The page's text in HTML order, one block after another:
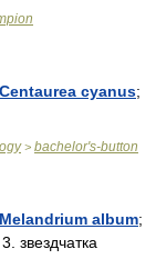
Centaurea cyanus;
> bachelor's-button
Melandrium album;
звездчатка